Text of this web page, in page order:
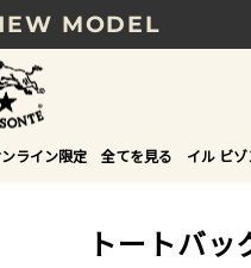
MODEL
円以上で送料
る、新しいギフトガ
LEATHER
ライン限定 全てを見る イル ビ
トートバッ